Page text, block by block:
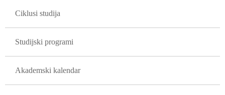
Ciklusi studija
Studijski programi
Akademski kalendar